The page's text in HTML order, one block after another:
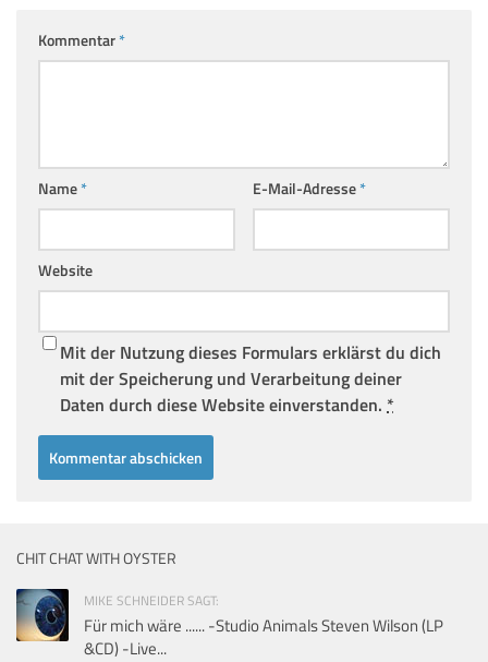
Kommentar*
Name* E-Mail-Adresse*
Website
Mit der Nutzung dieses Formulars erklärst du dich
mit der Speicherung und Verarbeitung deiner
Daten durch diese Website einverstanden. *
CHIT CHAT WITH OYSTER
MIKE SCHNEIDER SAGT:
Für mich wäre ...... -Studio Animals Steven Wilson (LP
&CD) -Live...